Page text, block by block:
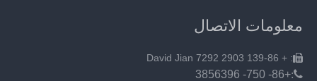
معلومات الاتصال

: + 139-86 2903 7292 David Jian
:
+86- 750- 3856396